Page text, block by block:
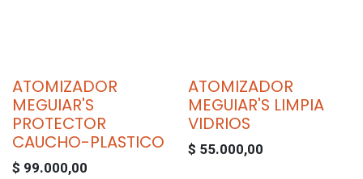
ATOMIZADOR
MEGUIAR'S
PROTECTOR
CAUCHO-PLASTICO
$ 99.000,00
ATOMIZADOR
MEGUIAR'S LIMPIA
VIDRIOS
$ 55.000,00